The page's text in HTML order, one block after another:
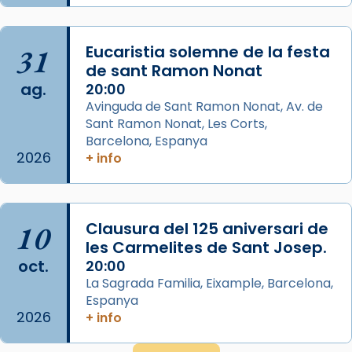
comitè organitzador de la visita apostòlica
del Sant Pare Lleó XIV a Barcelona, i als
col·laboradors, a la Catedral de Barcelona.
L’arquebisbe de Barcelona, el cardenal Joan
Josep Omella, ha presidit la missa i l’ha
concelebrat el bisbe auxiliar de Barcelona,
Mons. David Abadías.
📸 Dr. G. Simón
Photo
View on Facebook Share
Arquebisbat de Barcelona
2 weeks ago
Memòria de les santes Juliana i
31
ag.
2026
Eucaristia solemne de la festa
de sant Ramon Nonat
20:00
Avinguda de Sant Ramon Nonat, Av. de
Sant Ramon Nonat, Les Corts,
Barcelona, Espanya
+ info
10
oct.
2026
Clausura del 125 aniversari de
les Carmelites de Sant Josep.
20:00
La Sagrada Familia, Eixample, Barcelona,
Espanya
+ info